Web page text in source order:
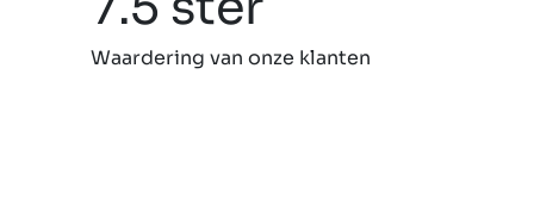
Waardering van onze klanten